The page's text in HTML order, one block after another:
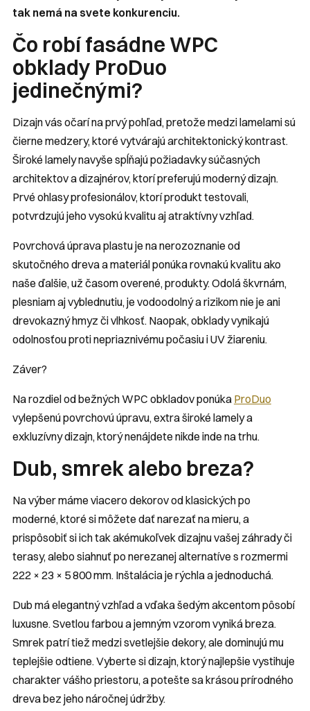
tak nemá na svete konkurenciu.
Čo robí fasádne WPC
obklady ProDuo
jedinečnými?
Dizajn vás očarí na prvý pohľad, pretože medzi lamelami sú
čierne medzery, ktoré vytvárajú architektonický kontrast.
Široké lamely navyše spĺňajú požiadavky súčasných
architektov a dizajnérov, ktorí preferujú moderný dizajn.
Prvé ohlasy profesionálov, ktorí produkt testovali,
potvrdzujú jeho vysokú kvalitu aj atraktívny vzhľad.
Povrchová úprava plastu je na nerozoznanie od
skutočného dreva a materiál ponúka rovnakú kvalitu ako
naše ďalšie, už časom overené, produkty. Odolá škvrnám,
plesniam aj vyblednutiu, je vodoodolný a rizikom nie je ani
drevokazný hmyz či vlhkosť. Naopak, obklady vynikajú
odolnosťou proti nepriaznivému počasiu i UV žiareniu.
Záver?
Na rozdiel od bežných WPC obkladov ponúka ProDuo
vylepšenú povrchovú úpravu, extra široké lamely a
exkluzívny dizajn, ktorý nenájdete nikde inde na trhu.
Dub, smrek alebo breza?
Na výber máme viacero dekorov od klasických po
moderné, ktoré si môžete dať narezať na mieru, a
prispôsobiť si ich tak akémukoľvek dizajnu vašej záhrady či
terasy, alebo siahnuť po nerezanej alternatíve s rozmermi
222 × 23 × 5 800 mm. Inštalácia je rýchla a jednoduchá.
Dub má elegantný vzhľad a vďaka šedým akcentom pôsobí
luxusne. Svetlou farbou a jemným vzorom vyniká breza.
Smrek patrí tiež medzi svetlejšie dekory, ale dominujú mu
teplejšie odtiene. Vyberte si dizajn, ktorý najlepšie vystihuje
charakter vášho priestoru, a potešte sa krásou prírodného
dreva bez jeho náročnej údržby.